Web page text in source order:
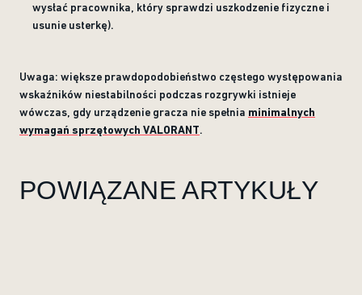
wysłać pracownika, który sprawdzi uszkodzenie fizyczne i
usunie usterkę).
Uwaga: większe prawdopodobieństwo częstego występowania
wskaźników niestabilności podczas rozgrywki istnieje
wówczas, gdy urządzenie gracza nie spełnia minimalnych
wymagań sprzętowych VALORANT.
POWIĄZANE ARTYKUŁY